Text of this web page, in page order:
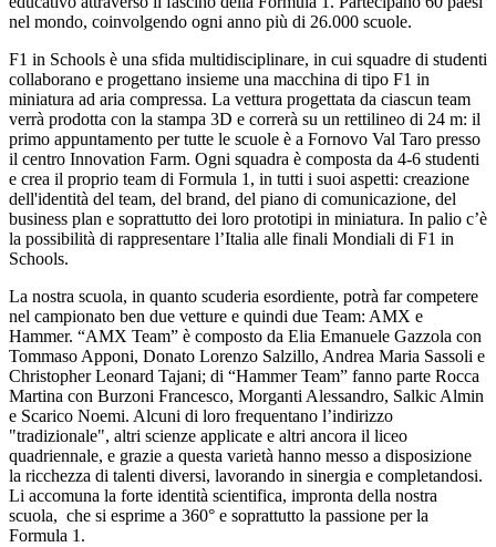
nel mondo, coinvolgendo ogni anno più di 26.000 scuole.
F1 in Schools è una sfida multidisciplinare, in cui squadre di studenti
collaborano e progettano insieme una macchina di tipo F1 in
miniatura ad aria compressa. La vettura progettata da ciascun team
verrà prodotta con la stampa 3D e correrà su un rettilineo di 24 m: il
primo appuntamento per tutte le scuole è a Fornovo Val Taro presso
il centro Innovation Farm. Ogni squadra è composta da 4-6 studenti
e crea il proprio team di Formula 1, in tutti i suoi aspetti: creazione
dell'identità del team, del brand, del piano di comunicazione, del
business plan e soprattutto dei loro prototipi in miniatura. In palio c’è
la possibilità di rappresentare l’Italia alle finali Mondiali di F1 in
Schools.
La nostra scuola, in quanto scuderia esordiente, potrà far competere
nel campionato ben due vetture e quindi due Team: AMX e
Hammer. “AMX Team” è composto da Elia Emanuele Gazzola con
Tommaso Apponi, Donato Lorenzo Salzillo, Andrea Maria Sassoli e
Christopher Leonard Tajani; di “Hammer Team” fanno parte Rocca
Martina con Burzoni Francesco, Morganti Alessandro, Salkic Almin
e Scarico Noemi. Alcuni di loro frequentano l’indirizzo
"tradizionale", altri scienze applicate e altri ancora il liceo
quadriennale, e grazie a questa varietà hanno messo a disposizione
la ricchezza di talenti diversi, lavorando in sinergia e completandosi.
Li accomuna la forte identità scientifica, impronta della nostra
scuola, che si esprime a 360° e soprattutto la passione per la
Formula 1.